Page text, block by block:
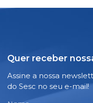
Quer receber
Assine a nossa
do Sesc no seu e-mail!